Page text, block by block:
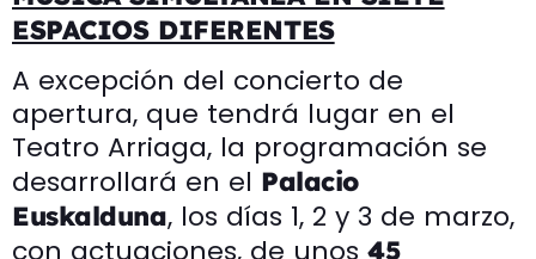
ESPACIOS DIFERENTES
A excepción del concierto de
apertura, que tendrá lugar en el
Teatro Arriaga, la programación se
desarrollará en el Palacio
Euskalduna, los días 1, 2 y 3 de marzo,
con actuaciones, de unos 45